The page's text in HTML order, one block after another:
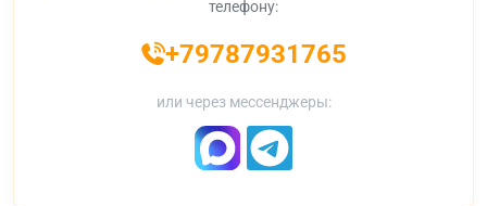
телефону:
+79787931765
или через мессенджеры: